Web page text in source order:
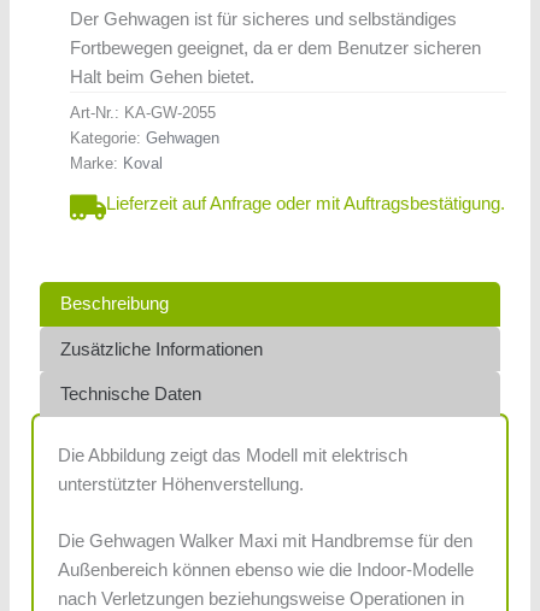
Der Gehwagen ist für sicheres und selbständiges
Fortbewegen geeignet, da er dem Benutzer sicheren
Halt beim Gehen bietet.
Art-Nr.: KA-GW-2055
Kategorie: Gehwagen
Marke: Koval
Lieferzeit auf Anfrage oder mit Auftragsbestätigung.
Beschreibung
Zusätzliche Informationen
Technische Daten
Die Abbildung zeigt das Modell mit elektrisch
unterstützter Höhenverstellung.
Die Gehwagen Walker Maxi mit Handbremse für den
Außenbereich können ebenso wie die Indoor-Modelle
nach Verletzungen beziehungsweise Operationen in